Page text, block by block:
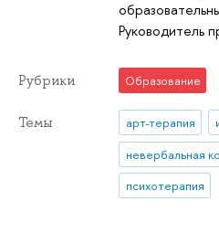
Руководитель
Рубрики Образование
Темы арт-терапия
психотерапия